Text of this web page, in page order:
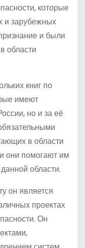
которые
и зарубежных
и были
области
книг по
имеют
но и за её
в области
они помогают им
области.
он является
проектах
Он